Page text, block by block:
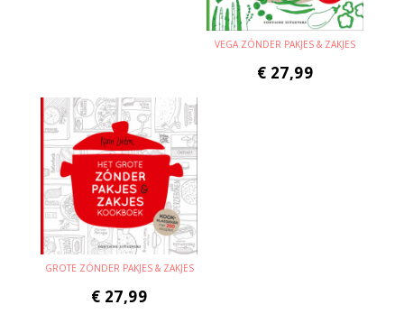
VEGA ZÓNDER PAKJES & ZAKJES
€ 27,99
GROTE ZÓNDER PAKJES & ZAKJES
€ 27,99